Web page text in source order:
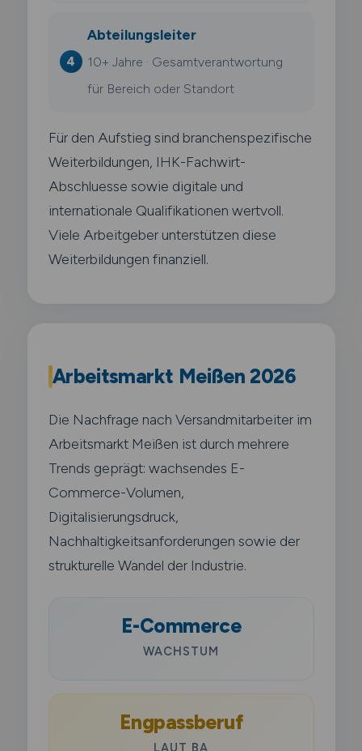
Abteilungsleiter
10+ Jahre · Gesamtverantwortung
für Bereich oder Standort
Für den Aufstieg sind branchenspezifische
Weiterbildungen, IHK-Fachwirt-
Abschluesse sowie digitale und
internationale Qualifikationen wertvoll.
Viele Arbeitgeber unterstützen diese
Weiterbildungen finanziell.
Arbeitsmarkt Meißen 2026
Die Nachfrage nach Versandmitarbeiter im
Arbeitsmarkt Meißen ist durch mehrere
Trends geprägt: wachsendes E-
Commerce-Volumen,
Digitalisierungsdruck,
Nachhaltigkeitsanforderungen sowie der
strukturelle Wandel der Industrie.
E-Commerce
WACHSTUM
Engpassberuf
LAUT BA